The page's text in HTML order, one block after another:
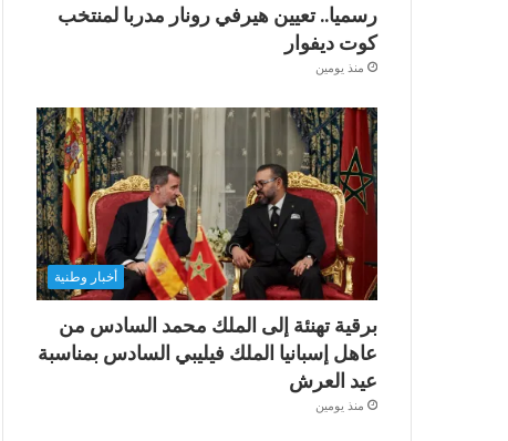
رسميا.. تعيين هيرفي رونار مدربا لمنتخب
كوت ديفوار
منذ يومين
أخبار وطنية
برقية تهنئة إلى الملك محمد السادس من
عاهل إسبانيا الملك فيليبي السادس بمناسبة
عيد العرش
منذ يومين